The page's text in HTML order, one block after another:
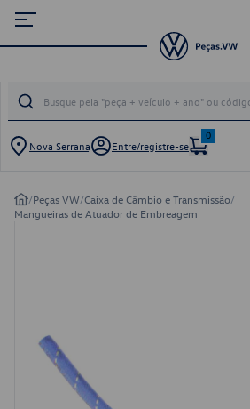
Nova Serrana Entre/registre-se
0
/Peças VW/Caixa de Câmbio e Transmissão/
Mangueiras de Atuador de Embreagem